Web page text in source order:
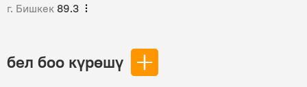
г. Бишкек 89.3
бел боо күрөшү